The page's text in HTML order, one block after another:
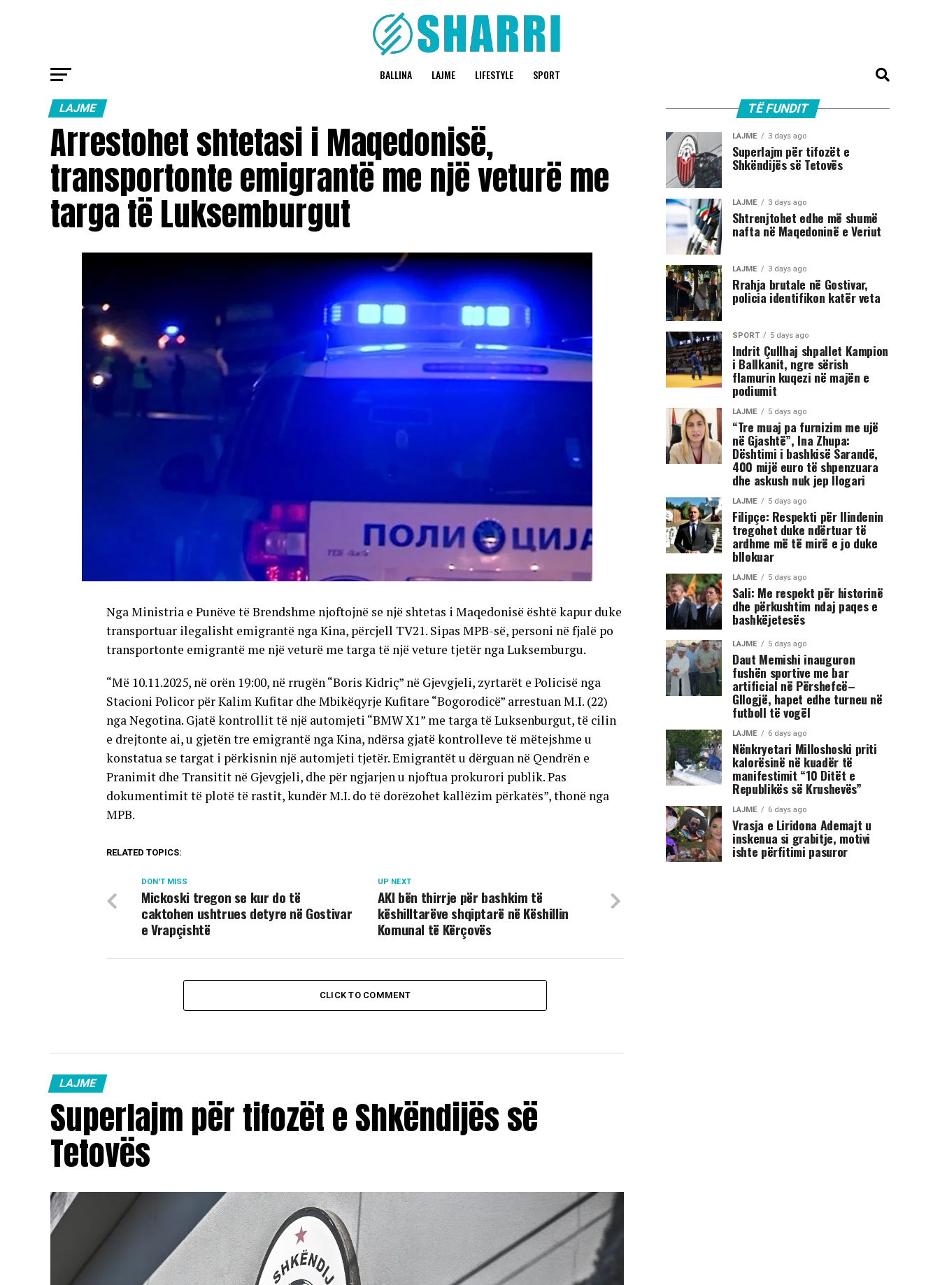
BALLINA LAJME LIFESTYLE SPORT
LAJME
Arrestohet shtetasi i Maqedonisë,
transportonte emigrantë me një veturë me
targa të Luksemburgut
Nga Ministria e Punëve të Brendshme njoftojnë se një shtetas i Maqedonisë është kapur duke
transportuar ilegalisht emigrantë nga Kina, përcjell TV21. Sipas MPB-së, personi në fjalë po
transportonte emigrantë me një veturë me targa të një veture tjetër nga Luksemburgu.
“Më 10.11.2025, në orën 19:00, në rrugën “Boris Kidriç” në Gjevgjeli, zyrtarët e Policisë nga
Stacioni Policor për Kalim Kufitar dhe Mbikëqyrje Kufitare “Bogorodicë” arrestuan M.I. (22)
nga Negotina. Gjatë kontrollit të një automjeti “BMW X1” me targa të Luksenburgut, të cilin
e drejtonte ai, u gjetën tre emigrantë nga Kina, ndërsa gjatë kontrolleve të mëtejshme u
konstatua se targat i përkisnin një automjeti tjetër. Emigrantët u dërguan në Qendrën e
Pranimit dhe Transitit në Gjevgjeli, dhe për ngjarjen u njoftua prokurori publik. Pas
dokumentimit të plotë të rastit, kundër M.I. do të dorëzohet kallëzim përkatës”, thonë nga
MPB.
RELATED TOPICS:
UP NEXT
AKI bën thirrje për bashkim të
këshilltarëve shqiptarë në Këshillin
Komunal të Kërçovës
DON'T MISS
Mickoski tregon se kur do të
caktohen ushtrues detyre në Gostivar
e Vrapçishtë
CLICK TO COMMENT
LAJME
Superlajm për tifozët e Shkëndijës së
Tetovës
TË FUNDIT
LAJME 3 days ago
Superlajm për tifozët e
Shkëndijës së Tetovës
LAJME 3 days ago
Shtrenjtohet edhe më shumë
nafta në Maqedoninë e Veriut
LAJME 3 days ago
Rrahja brutale në Gostivar,
policia identifikon katër veta
SPORT 5 days ago
Indrit Çullhaj shpallet Kampion
i Ballkanit, ngre sërish
flamurin kuqezi në majën e
podiumit
LAJME 5 days ago
“Tre muaj pa furnizim me ujë
në Gjashtë”, Ina Zhupa:
Dështimi i bashkisë Sarandë,
400 mijë euro të shpenzuara
dhe askush nuk jep llogari
LAJME 5 days ago
Filipçe: Respekti për Ilindenin
tregohet duke ndërtuar të
ardhme më të mirë e jo duke
bllokuar
LAJME 5 days ago
Sali: Me respekt për historinë
dhe përkushtim ndaj paqes e
bashkëjetesës
LAJME 5 days ago
Daut Memishi inauguron
fushën sportive me bar
artificial në Përshefcë–
Gllogjë, hapet edhe turneu në
futboll të vogël
LAJME 6 days ago
Nënkryetari Milloshoski priti
kalorësinë në kuadër të
manifestimit “10 Ditët e
Republikës së Krushevës”
LAJME 6 days ago
Vrasja e Liridona Ademajt u
inskenua si grabitje, motivi
ishte përfitimi pasuror